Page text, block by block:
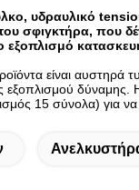
υδραυλικό
σφιγκτήρα, που
είναι αυστηρά
δύναμης.
15 σύνολα) για